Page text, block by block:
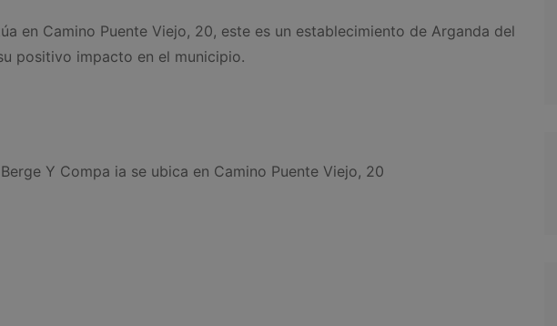
en Camino Puente Viejo, 20, este es un establecimiento de Arganda del
positivo impacto en el municipio.
Y Compa ia se ubica en Camino Puente Viejo, 20